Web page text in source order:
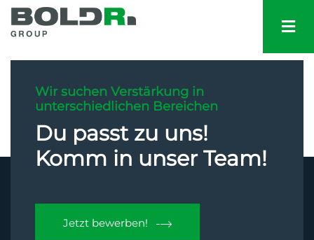
Wir suchen Verstärkung in
unterschiedlichen Bereichen
Du passt zu uns!
Komm in unser Team!
Jetzt bewerben!